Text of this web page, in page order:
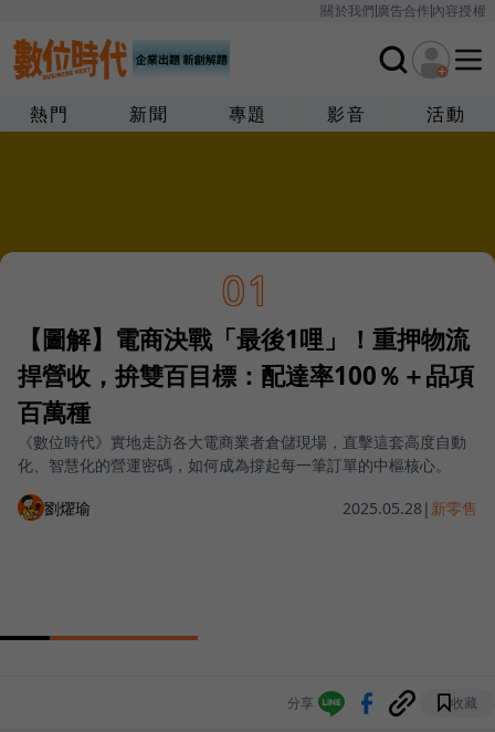
關於我們廣告合作內容授權
熱門 新聞 專題 影音 活動
01
【圖解】電商決戰「最後1哩」！重押物流
捍營收，拚雙百目標：配達率100％＋品項
百萬種
《數位時代》實地走訪各大電商業者倉儲現場，直擊這套高度自動
化、智慧化的營運密碼，如何成為撐起每一筆訂單的中樞核心。
劉燿瑜 2025.05.28 | 新零售
分享 收藏